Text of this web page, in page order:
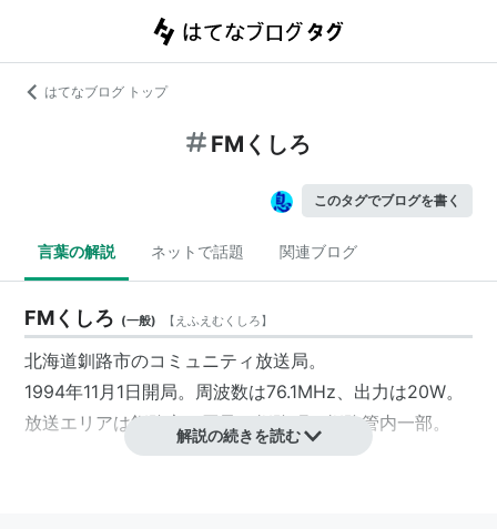
はてなブログ トップ
FMくしろ
このタグでブログを書く
言葉の解説 ネットで話題 関連ブログ
FMくしろ (一般) 【 えふえむくしろ】
北海道釧路市のコミュニティ放送局。
1994年11月1日開局。周波数は76.1MHz、出力は20W。
放送エリアは釧路市一円及び釧路町、釧路管内一部。
解説の続きを読む